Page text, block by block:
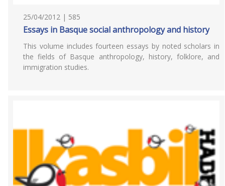
25/04/2012 | 585
Essays in Basque social anthropology and history
This volume includes fourteen essays by noted scholars in
the fields of Basque anthropology, history, folklore, and
immigration studies.